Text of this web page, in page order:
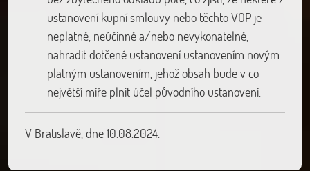
ustanovení kupní smlouvy nebo těchto VOP je
neplatné, neúčinné a/nebo nevykonatelné,
nahradit dotčené ustanovení ustanovením novým
platným ustanovením, jehož obsah bude v co
největší míře plnit účel původního ustanovení.
V Bratislavě, dne 10.08.2024.